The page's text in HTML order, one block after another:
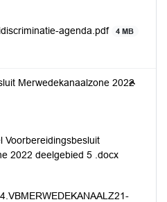
agenda.pdf 4 MB
Merwedekanaalzone 2022
Voorbereidingsbesluit
2022 deelgebied 5 .docx